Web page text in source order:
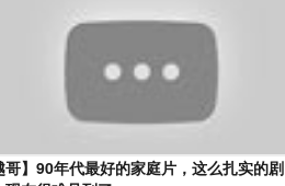
哥】90年代最好的家庭片，这么扎实的剧